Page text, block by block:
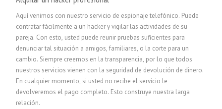
Aquí venimos con nuestro servicio de espionaje telefónico. Puede
contratar fácilmente a un hacker y vigilar las actividades de su
pareja. Con esto, usted puede reunir pruebas suficientes para
denunciar tal situación a amigos, familiares, o la corte para un
cambio. Siempre creemos en la transparencia, por lo que todos
nuestros servicios vienen con la seguridad de devolución de dinero.
En cualquier momento, si usted no recibe el servicio le
devolveremos el pago completo. Esto construye nuestra larga
relación.